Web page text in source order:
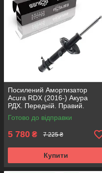
Посилений Амортизатор
Acura RDX (2016-) Акура
РДХ. Передній. Правий.
3340164. KOREA Аксусс!
Готово до відправки
5 780 ₴ 7 225 ₴
Купити